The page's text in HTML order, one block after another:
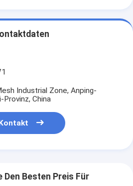
Industrial Zone, Anping-
China
Den Besten Preis Für